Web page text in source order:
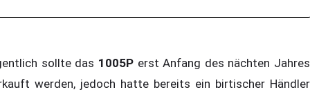
sollte das 1005P erst Anfang des nächten Jahres
werden, jedoch hatte bereits ein birtischer Händler